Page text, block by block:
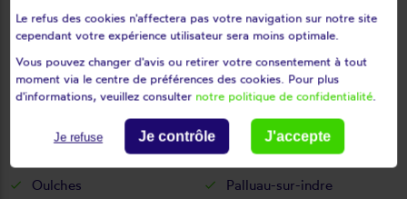
Mosnay
Mouhers
Mouhet
Moulins-sur-céphons
Néons-sur-creuse
Néret
Neuillay-les-bois
Neuvy-pailloux
Nohant-vic
Nuret-le-ferron
Orsennes
Oulches
Palluau-sur-indre
Le refus des cookies n'affectera pas votre navigation sur notre site
cependant votre expérience utilisateur sera moins optimale.
Vous pouvez changer d'avis ou retirer votre consentement à tout
moment via le centre de préférences des cookies. Pour plus
d'informations, veuillez consulter notre politique de confidentialité.
Je refuse Je contrôle J'accepte